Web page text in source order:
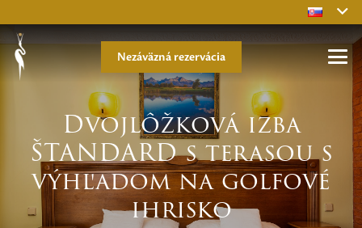
Nezáväzná rezervácia
Dvojlôžková izba
ŠTANDARD s terasou s
výhľadom na golfové
ihrisko